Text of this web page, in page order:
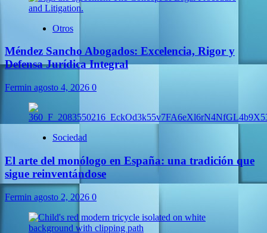
Otros
Méndez Sancho Abogados: Excelencia, Rigor y
Defensa Jurídica Integral
Fermin agosto 4, 2026 0
Sociedad
El arte del monólogo en España: una tradición que
sigue reinventándose
Fermin agosto 2, 2026 0